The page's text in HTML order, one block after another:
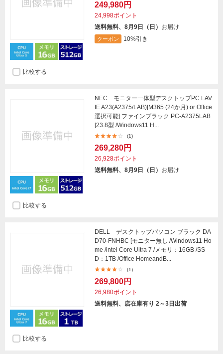
249,980円
24,998ポイント
送料無料、8月9日（日） お届け
クーポン 10%引き
比較する
NEC モニター一体型デスクトップPC LAV
IE A23(A2375/LAB)[M365 (24か月) or Office
選択可能] ファインブラック PC-A2375LAB
[23.8型 /Windows11 H...
(1)
269,280円
26,928ポイント
送料無料、8月9日（日） お届け
比較する
DELL デスクトップパソコン ブラック DA
D70-FNHBC [モニター無し /Windows11 Ho
me /intel Core Ultra 7 /メモリ：16GB /SS
D：1TB /Office HomeandB...
(1)
269,800円
26,980ポイント
送料無料、店在庫有り 2～3日出荷
比較する